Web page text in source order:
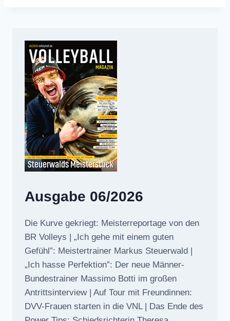
Ausgabe 06/2026
Die Kurve gekriegt: Meisterreportage von den
BR Volleys | „Ich gehe mit einem guten
Gefühl”: Meistertrainer Markus Steuerwald |
„Ich hasse Perfektion”: Der neue Männer-
Bundestrainer Massimo Botti im großen
Antrittsinterview | Auf Tour mit Freundinnen:
DVV-Frauen starten in die VNL | Das Ende des